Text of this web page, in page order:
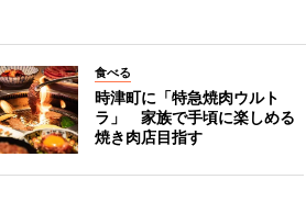
食べる
時津町に「特急焼肉ウルト
ラ」 家族で手頃に楽しめる
焼き肉店目指す